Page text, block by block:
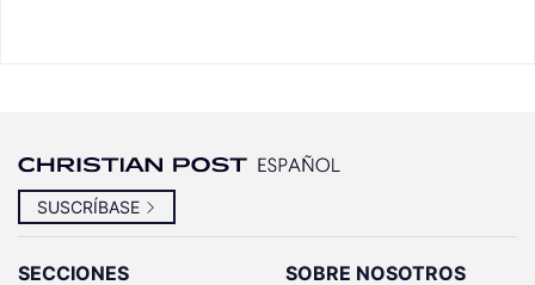
SUSCRÍBASE
SECCIONES SOBRE NOSOTROS